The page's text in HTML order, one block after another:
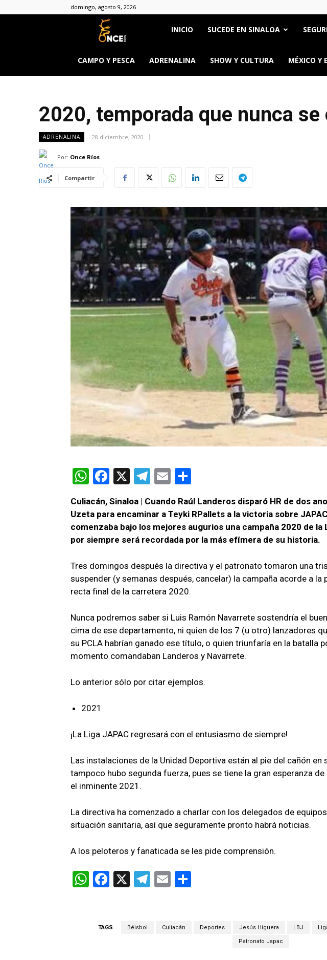
domingo, agosto 9, 2026
Once
Ríos
INICIO SUCEDE EN SINALOA
CAMPO Y PESCA ADRENALINA SHOW Y CULTURA MÉXICO Y
2020, temporada que nunca se
ADRENALINA 28 diciembre, 2020
Por: Once Ríos
Compartir
W
at
s
A
p
p
F
ce
b
o
k
X
T
e
gr
a
m
E
ail m
p
ar
tir
Culiacán, Sinaloa | Cuando Raúl Landeros disparó HR de dos
Uzeta para encaminar a Teyki RPallets a la victoria sobre
comenzaba bajo los mejores augurios una campaña 2020 de
por siempre será recordada por la más efímera de su historia.
Tres domingos después la directiva y el patronato tomaron una
suspender (y semanas después, cancelar) la campaña acorde a la
recta final de la carretera 2020.
Nunca podremos saber si Luis Ramón Navarrete sostendría el
cima de ese departamento, ni quien de los 7 (u otro) lanzadores
su PCLA habrían ganado ese título, o quien triunfaría en la batalla
momento comandaban Landeros y Navarrete.
Lo anterior sólo por citar ejemplos.
2021
¡La Liga JAPAC regresará con el entusiasmo de siempre!
Las instalaciones de la Unidad Deportiva están al pie del cañón
tampoco hubo segunda fuerza, pues se tiene la gran esperanza
el inminente 2021.
La directiva ha comenzado a charlar con los delegados de
situación sanitaria, así que seguramente pronto habrá noticias.
A los peloteros y fanaticada se les pide comprensión.
W F
b
X
T
gr
E
TAGS Béisbol Culiacán Deportes Jesús Higuera LBJ
Patronato Japac